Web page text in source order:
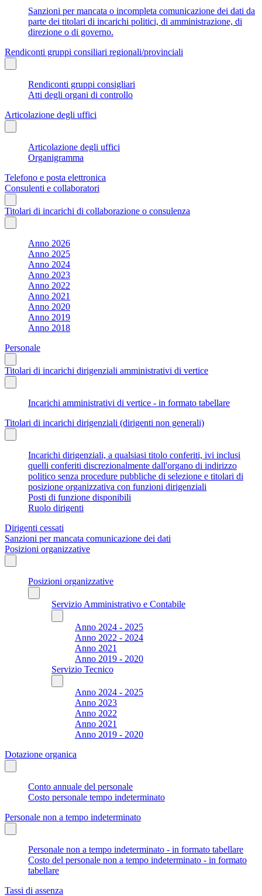
Sanzioni per mancata o incompleta comunicazione dei dati da
parte dei titolari di incarichi politici, di amministrazione, di
direzione o di governo.
Rendiconti gruppi consiliari regionali/provinciali
Rendiconti gruppi consigliari
Atti degli organi di controllo
Articolazione degli uffici
Articolazione degli uffici
Organigramma
Telefono e posta elettronica
Consulenti e collaboratori
Titolari di incarichi di collaborazione o consulenza
Anno 2026
Anno 2025
Anno 2024
Anno 2023
Anno 2022
Anno 2021
Anno 2020
Anno 2019
Anno 2018
Personale
Titolari di incarichi dirigenziali amministrativi di vertice
Incarichi amministrativi di vertice - in formato tabellare
Titolari di incarichi dirigenziali (dirigenti non generali)
Incarichi dirigenziali, a qualsiasi titolo conferiti, ivi inclusi
quelli conferiti discrezionalmente dall'organo di indirizzo
politico senza procedure pubbliche di selezione e titolari di
posizione organizzativa con funzioni dirigenziali
Posti di funzione disponibili
Ruolo dirigenti
Dirigenti cessati
Sanzioni per mancata comunicazione dei dati
Posizioni organizzative
Posizioni organizzative
Servizio Amministrativo e Contabile
Anno 2024 - 2025
Anno 2022 - 2024
Anno 2021
Anno 2019 - 2020
Servizio Tecnico
Anno 2024 - 2025
Anno 2023
Anno 2022
Anno 2021
Anno 2019 - 2020
Dotazione organica
Conto annuale del personale
Costo personale tempo indeterminato
Personale non a tempo indeterminato
Personale non a tempo indeterminato - in formato tabellare
Costo del personale non a tempo indeterminato - in formato
tabellare
Tassi di assenza